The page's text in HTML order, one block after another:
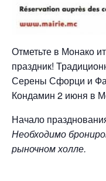
Отметьте в Монако
праздник!
Серены Сфорци и
Кондамин 2 июня в
Начало
Необходимо
рыночном холле.